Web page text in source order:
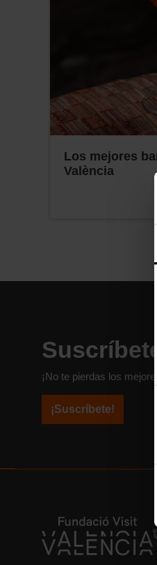
Los mejores
València
¡No te pierdas los
¡Suscríbete!